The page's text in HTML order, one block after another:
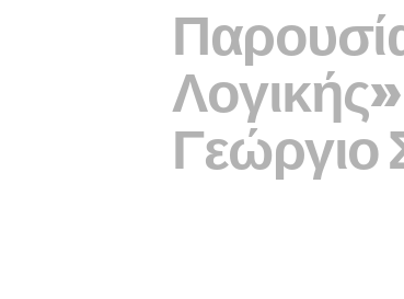
Γεώργιο